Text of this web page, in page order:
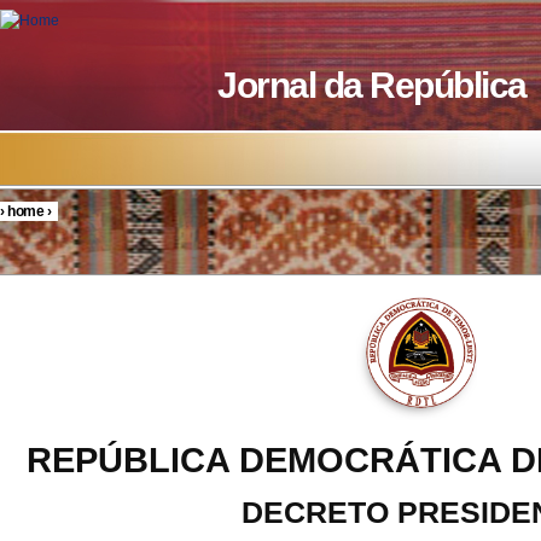
Skip to main content
Jornal da República
You are here
›home›
REPÚBLICA DEMOCRÁTICA
DECRETO